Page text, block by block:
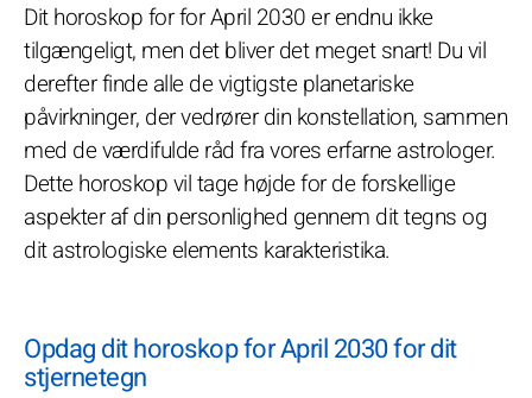
Dit horoskop for for April 2030 er endnu ikke
tilgængeligt, men det bliver det meget snart! Du vil
derefter finde alle de vigtigste planetariske
påvirkninger, der vedrører din konstellation, sammen
med de værdifulde råd fra vores erfarne astrologer.
Dette horoskop vil tage højde for de forskellige
aspekter af din personlighed gennem dit tegns og
dit astrologiske elements karakteristika.
Opdag dit horoskop for April 2030 for dit
stjernetegn